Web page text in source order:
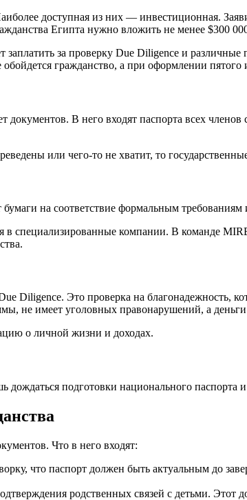
доступная из них — инвестиционная.
Египта нужно вложить не менее $300
за проверку Due Diligence и различные
гражданство, а при оформлении
В него входят паспорта всех
или чего-то не хватит, то
на соответствие формальным
в специализированные компании. В команде
Diligence. Это проверка на благонадежность,
не имеет уголовных правонарушений, а
о личной жизни и доходах.
подготовки национального паспорта
Что в него входят:
что паспорт должен быть актуальным до
родственных связей с детьми.